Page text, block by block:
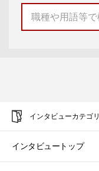
インタビューカテゴリ
インタビュートップ